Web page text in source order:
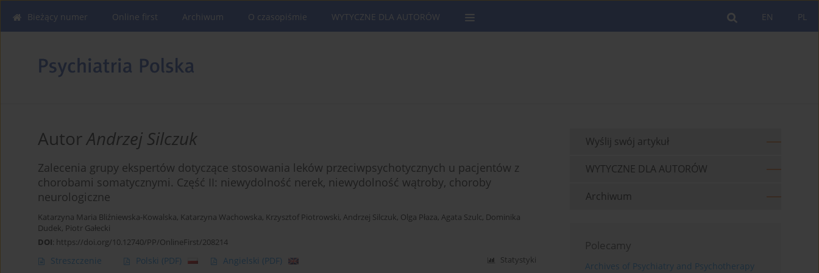
PL
EN
Bieżący numer Online first Archiwum O czasopiśmie WYTYCZNE DLA AUTORÓW
AutorAndrzej Silczuk
Zalecenia grupy ekspertów dotyczące stosowania leków przeciwpsychotycznych u pacjentów z
chorobami somatycznymi. Część II: niewydolność nerek, niewydolność wątroby, choroby
neurologiczne
Katarzyna Maria Bliźniewska-Kowalska, Katarzyna Wachowska, Krzysztof Piotrowski, Andrzej Silczuk, Olga Płaza, Agata Szulc, Dominika
Dudek, Piotr Gałecki
DOI: https://doi.org/10.12740/PP/OnlineFirst/208214
Streszczenie Polski (PDF) Angielski (PDF) Statystyki
Wyślij swój artykuł
WYTYCZNE DLA AUTORÓW
Archiwum
Polecamy
Archives of Psychiatry and Psychotherapy